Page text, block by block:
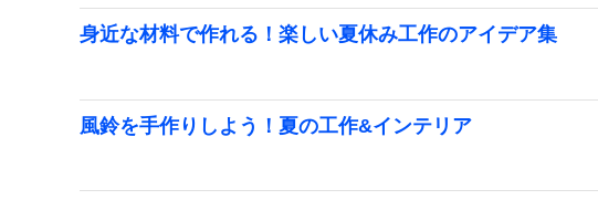
身近な材料で作れる！楽しい夏休み工作のアイデア集
風鈴を手作りしよう！夏の工作&インテリア